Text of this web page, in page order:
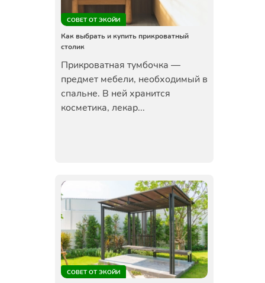
СОВЕТ ОТ ЭКОЙИ
Как выбрать и купить прикроватный
столик
Прикроватная тумбочка —
предмет мебели, необходимый в
спальне. В ней хранится
косметика, лекар...
СОВЕТ ОТ ЭКОЙИ